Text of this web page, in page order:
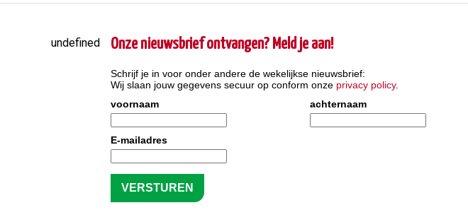
undefined Onze nieuwsbrief ontvangen? Meld je aan!
Schrijf je in voor onder andere de wekelijkse nieuwsbrief:
Wij slaan jouw gegevens secuur op conform onze privacy policy.
voornaam
achternaam
E-mailadres